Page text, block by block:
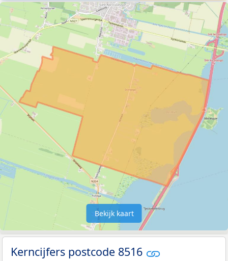
Bekijk kaart
Kerncijfers postcode 8516